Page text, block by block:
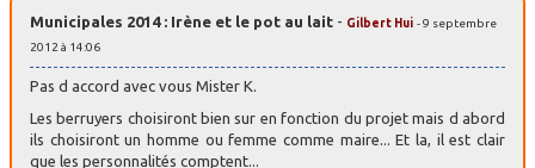
Municipales 2014 : Irène et le pot au lait - Gilbert Hui - 9 septembre
2012 à 14:06
Pas d accord avec vous Mister K.
Les berruyers choisiront bien sur en fonction du projet mais d abord
ils choisiront un homme ou femme comme maire... Et la, il est clair
que les personnalités comptent...